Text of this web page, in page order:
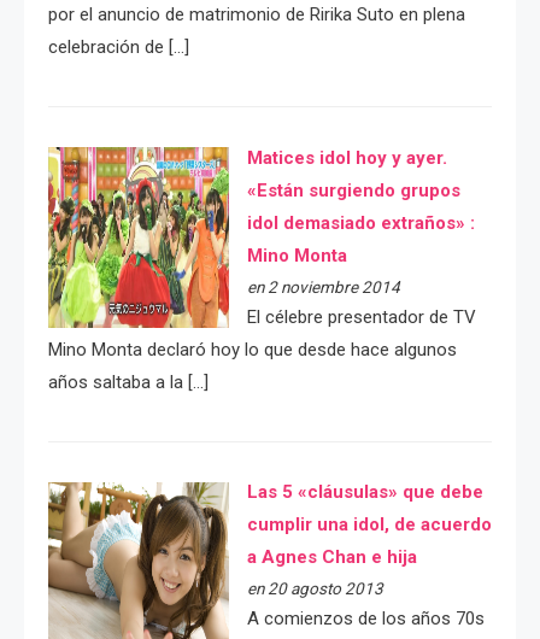
por el anuncio de matrimonio de Ririka Suto en plena
celebración de […]
Matices idol hoy y ayer.
«Están surgiendo grupos
idol demasiado extraños» :
Mino Monta
en 2 noviembre 2014
El célebre presentador de TV
Mino Monta declaró hoy lo que desde hace algunos
años saltaba a la […]
Las 5 «cláusulas» que debe
cumplir una idol, de acuerdo
a Agnes Chan e hija
en 20 agosto 2013
A comienzos de los años 70s